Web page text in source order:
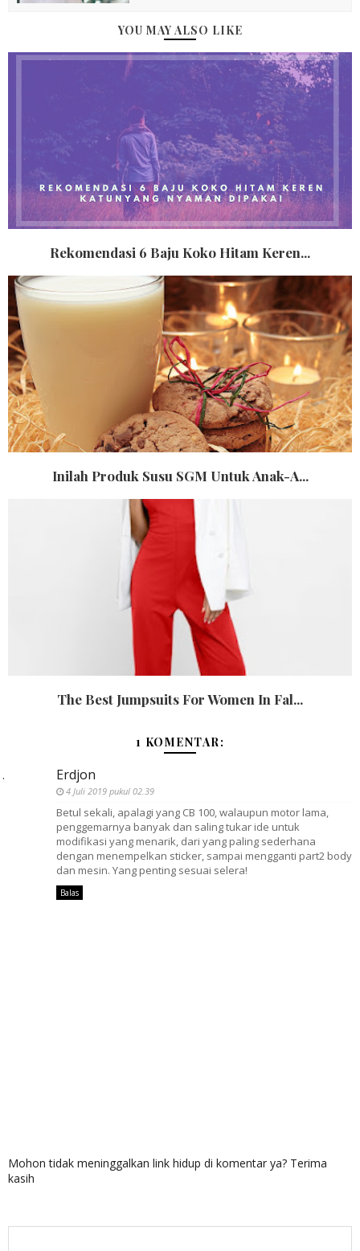
YOU MAY ALSO LIKE
Rekomendasi 6 Baju Koko Hitam Keren...
Inilah Produk Susu SGM Untuk Anak-A...
The Best Jumpsuits For Women In Fal...
1 KOMENTAR:
Erdjon
4 Juli 2019 pukul 02.39
Betul sekali, apalagi yang CB 100, walaupun motor lama,
penggemarnya banyak dan saling tukar ide untuk
modifikasi yang menarik, dari yang paling sederhana
dengan menempelkan sticker, sampai mengganti part2 body
dan mesin. Yang penting sesuai selera!
Balas
Mohon tidak meninggalkan link hidup di komentar ya? Terima
kasih